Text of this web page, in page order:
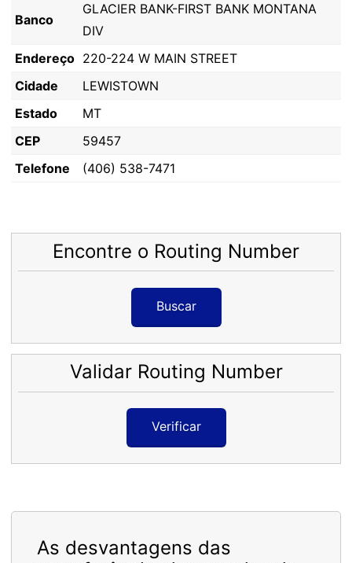
Banco
GLACIER BANK-FIRST BANK MONTANA
DIV
Endereço 220-224 W MAIN STREET
Cidade
LEWISTOWN
Estado
MT
CEP
59457
Telefone
(406) 538-7471
Encontre o Routing Number
Buscar
Validar Routing Number
Verificar
As desvantagens das